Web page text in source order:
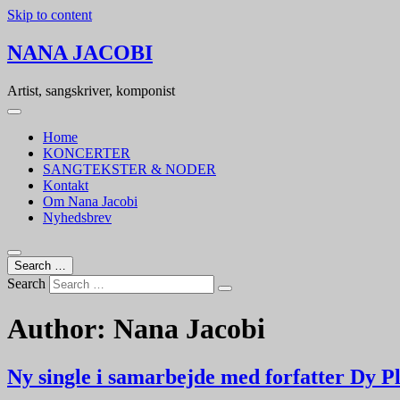
Skip to content
NANA JACOBI
Artist, sangskriver, komponist
Home
KONCERTER
SANGTEKSTER & NODER
Kontakt
Om Nana Jacobi
Nyhedsbrev
Search …
Search
Author: Nana Jacobi
Ny single i samarbejde med forfatter Dy